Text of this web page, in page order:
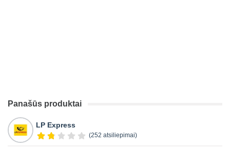
Panašūs produktai
LP Express
(252 atsiliepimai)